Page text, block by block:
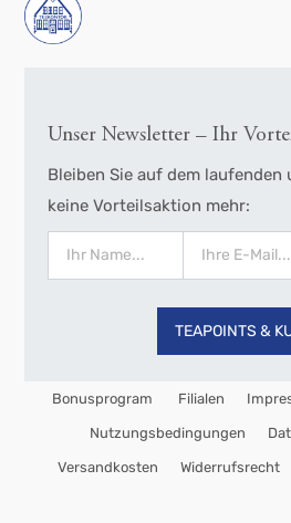
Unser Newsletter – Ihr
Bleiben Sie auf dem laufenden
keine Vorteilsaktion mehr:
TEAPOINTS &
Bonusprogram Filialen
Nutzungsbedingungen
Versandkosten Widerrufsrecht